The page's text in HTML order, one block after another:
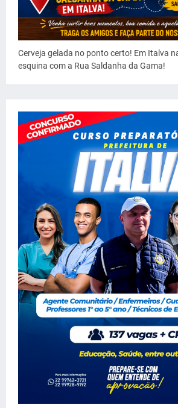
Cerveja gelada no ponto certo! Em Italva
esquina com a Rua Saldanha da Gama!